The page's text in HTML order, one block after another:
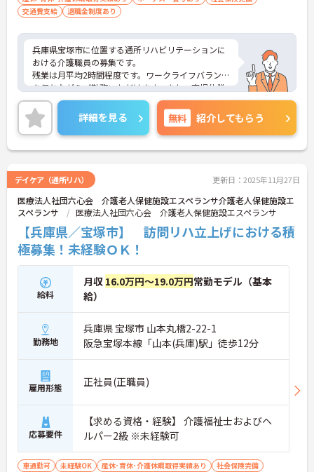
交通費支給
退職金制度あり
兵庫県宝塚市に位置する通所リハビリテーションに
おける介護職員の募集です。
残業は月平均2時間程度です。ワークライフバランス
を保ちながらご勤務いただけます。また、育児休業
の取得実績があり、子育て世代の方も安心してご勤
務いただけます。
ご興味のある方には、面接対策ポイントなど、さら
に詳細をご案内しますのでお気軽にご相談くださ
い！
詳細を見る 無料 紹介してもらう
デイケア（通所リハ） 更新日：2025年11月27日
医療法人社団六心会 介護老人保健施設エスペランサ介護老人保健施設エ
スペランサ
医療法人社団六心会 介護老人保健施設エスペランサ
【兵庫県／宝塚市】 訪問リハ立上げにおける積
極募集！未経験ＯＫ！
給料
月収 16.0万円～19.0万円常勤モデル（基本
給）
勤務地
兵庫県 宝塚市 山本丸橋2-22-1
阪急宝塚本線「山本(兵庫)駅」徒歩12分
雇用形態 正社員(正職員)
応募要件
【求める資格・経験】 介護福祉士およびヘ
ルパー2級 ※未経験可
車通勤可 未経験OK 産休･育休･介護休暇取得実績あり
社会保険完備